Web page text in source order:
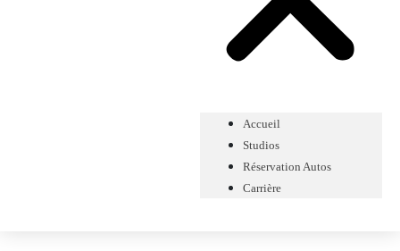
Accueil
Studios
Réservation Autos
Carrière